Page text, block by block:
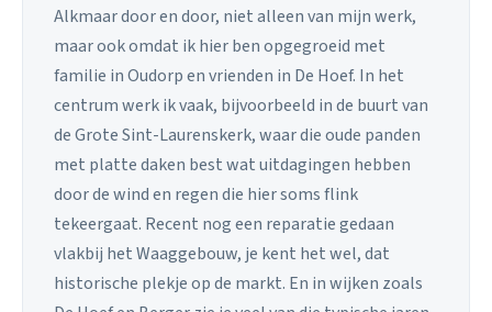
Alkmaar door en door, niet alleen van mijn werk,
maar ook omdat ik hier ben opgegroeid met
familie in Oudorp en vrienden in De Hoef. In het
centrum werk ik vaak, bijvoorbeeld in de buurt van
de Grote Sint-Laurenskerk, waar die oude panden
met platte daken best wat uitdagingen hebben
door de wind en regen die hier soms flink
tekeergaat. Recent nog een reparatie gedaan
vlakbij het Waaggebouw, je kent het wel, dat
historische plekje op de markt. En in wijken zoals